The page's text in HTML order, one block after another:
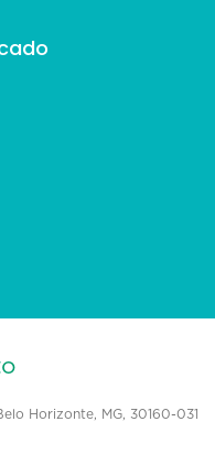
Horizonte, MG, 30160-031